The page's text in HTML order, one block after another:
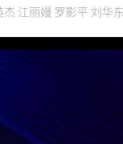
江丽嫚 罗影平 刘华